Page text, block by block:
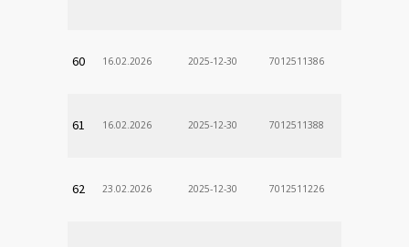
60 16.02.2026 2025-12-30 7012511386
61 16.02.2026 2025-12-30 7012511388
62 23.02.2026 2025-12-30 7012511226